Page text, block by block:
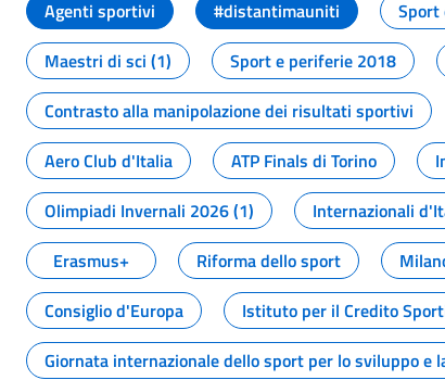
Agenti sportivi
#distantimauniti Sport
Maestri di sci (1)
Sport e periferie 2018
Contrasto alla manipolazione dei risultati sportivi
Aero Club d'Italia
ATP Finals di Torino
Olimpiadi Invernali 2026 (1)
Internazionali
Erasmus+
Riforma dello sport
Consiglio d'Europa
Istituto per il Credito
Giornata internazionale dello sport per lo sviluppo e